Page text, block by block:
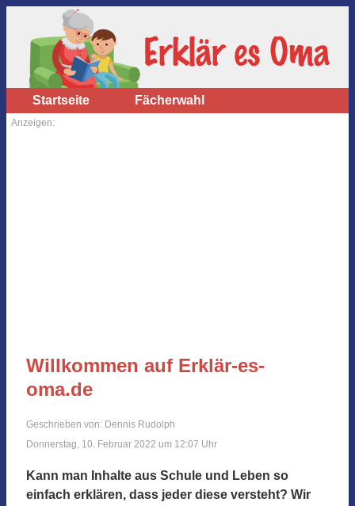
Startseite Fächerwahl
Anzeigen:
Willkommen auf Erklär-es-
oma.de
Geschrieben von: Dennis Rudolph
Donnerstag, 10. Februar 2022 um 12:07 Uhr
Kann man Inhalte aus Schule und Leben so
einfach erklären, dass jeder diese versteht? Wir